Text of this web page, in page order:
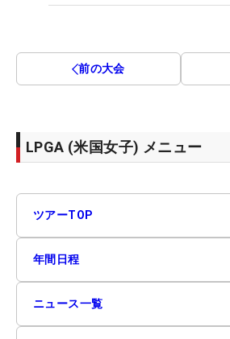
前の大会
LPGA (米国女子) メニュー
ツアーTOP
年間日程
ニュース一覧